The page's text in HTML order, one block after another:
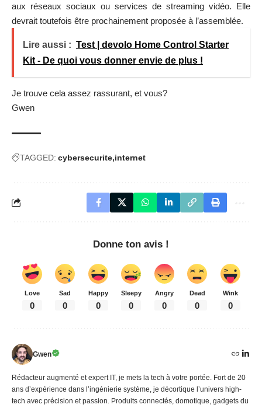
aux réseaux sociaux ou services de streaming vidéo. Elle
devrait toutefois être prochainement proposée à l’assemblée.
Lire aussi : Test | devolo Home Control Starter
Kit - De quoi vous donner envie de plus !
Je trouve cela assez rassurant, et vous?
Gwen
TAGGED: cybersecurite internet
Donne ton avis !
Love
0
Sad
0
Happy
0
Sleepy
0
Angry
0
Dead
0
Wink
0
Gwen
Rédacteur augmenté et expert IT, je mets la tech à votre portée. Fort de 20
ans d’expérience dans l’ingénierie système, je décortique l’univers high-
tech avec précision et passion. Produits connectés, domotique, gadgets du